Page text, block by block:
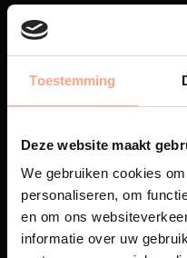
Toestemming
Deze website maakt
We gebruiken cookies
personaliseren, om
en om ons
informatie over uw